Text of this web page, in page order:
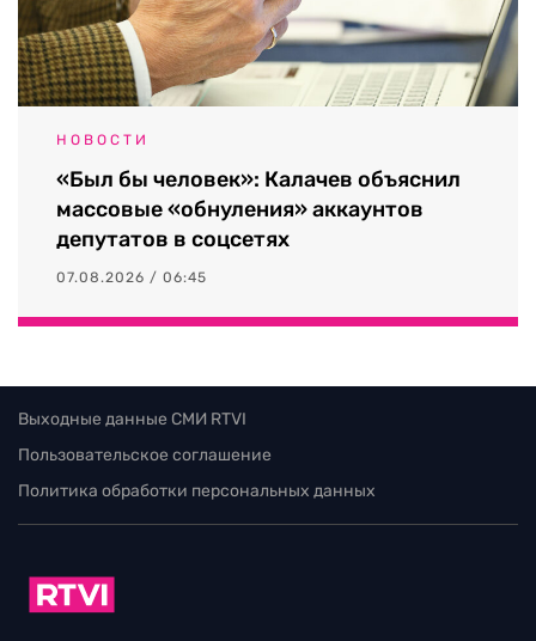
НОВОСТИ
«Был бы человек»: Калачев объяснил
массовые «обнуления» аккаунтов
депутатов в соцсетях
07.08.2026 / 06:45
Выходные данные СМИ RTVI
Пользовательское соглашение
Политика обработки персональных данных